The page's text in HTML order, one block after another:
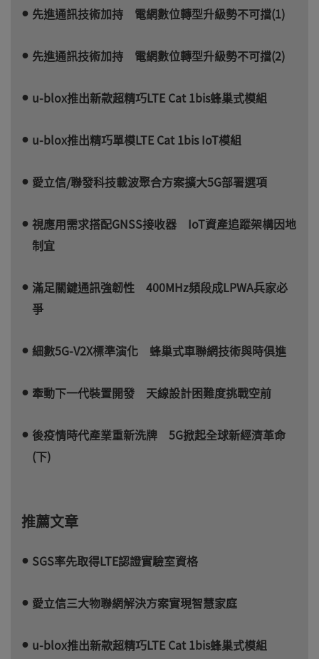
先進通訊技術加持 電網數位轉型升級勢不可擋(1)
先進通訊技術加持 電網數位轉型升級勢不可擋(2)
u-blox推出新款超精巧LTE Cat 1bis蜂巢式模組
u-blox推出精巧單模LTE Cat 1bis IoT模組
愛立信/聯發科技載波聚合方案擴大5G部署選項
視應用需求搭配GNSS接收器 IoT資產追蹤架構因地
制宜
滿足關鍵通訊強韌性 400MHz頻段成LPWA兵家必
爭
細數5G-V2X標準演化 蜂巢式車聯網技術與時俱進
牽動下一代裝置開發 天線設計困難度挑戰空前
後疫情時代產業重新洗牌 5G掀起全球新經濟革命
(下)
推薦文章
SGS率先取得LTE認證實驗室資格
愛立信三大物聯網解決方案實現智慧家庭
u-blox推出新款超精巧LTE Cat 1bis蜂巢式模組